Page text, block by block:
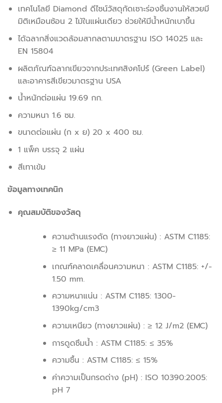
เทคโนโลยี Diamond ดีไซน์วัสดุกัดเซาะร่องชิ้นงานให้สวยมี
มิติเหมือนซ้อน 2 ไม้ในแผ่นเดียว ช่วยให้มีน้ำหนักเบาขึ้น
ได้ฉลากสิ่งแวดล้อมสากลตามมาตรฐาน ISO 14025 และ
EN 15804
ผลิตภัณฑ์ฉลากเขียวจากประเทศสิงคโปร์ (Green Label)
และอาคารสีเขียวมาตรฐาน USA
น้ำหนักต่อแผ่น 19.69 กก.
ความหนา 1.6 ซม.
ขนาดต่อแผ่น (ก x ย) 20 x 400 ซม.
1 แพ็ค บรรจุ 2 แผ่น
สีเทาเข้ม
ข้อมูลทางเทคนิก
คุณสมบัติของวัสดุ
ความต้านแรงดัด (ทางยาวแผ่น) : ASTM C1185:
≥ 11 MPa (EMC)
เกณฑ์คลาดเคลื่อนความหนา : ASTM C1185: +/-
1.50 mm.
ความหนาแน่น : ASTM C1185: 1300-
1390kg/cm3
ความเหนียว (ทางยาวแผ่น) : ≥ 12 J/m2 (EMC)
การดูดซึมน้ำ : ASTM C1185: ≤ 35%
ความชื้น : ASTM C1185: ≤ 15%
ค่าความเป็นกรดด่าง (pH) : ISO 10390:2005:
pH 7